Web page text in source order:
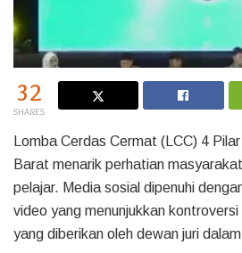
32
SHARES
Lomba Cerdas Cermat (LCC) 4
Barat menarik perhatian
pelajar. Media sosial dipenuhi
video yang menunjukkan
yang diberikan oleh dewan juri